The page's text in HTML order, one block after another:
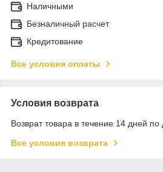
Наличными
Безналичный расчет
Кредитование
Все условия оплаты
Условия возврата
Возврат товара в течение 14 дней по
Все условия возврата